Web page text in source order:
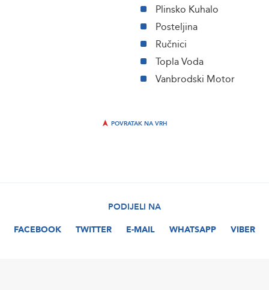
Plinsko Kuhalo
Posteljina
Ručnici
Topla Voda
Vanbrodski Motor
POVRATAK NA VRH
PODIJELI NA
FACEBOOK
TWITTER E-MAIL WHATSAPP VIBER